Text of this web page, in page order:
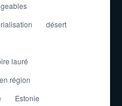
désert
lauré
en région
Estonie